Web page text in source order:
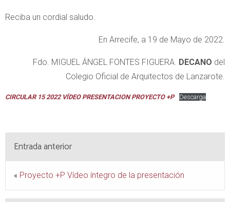
Reciba un cordial saludo.
En Arrecife, a 19 de Mayo de 2022.
Fdo. MIGUEL ÁNGEL FONTES FIGUERA. DECANO del
Colegio Oficial de Arquitectos de Lanzarote.
CIRCULAR 15 2022 VÍDEO PRESENTACION PROYECTO +P Descarga
Entrada anterior
« Proyecto +P Vídeo íntegro de la presentación